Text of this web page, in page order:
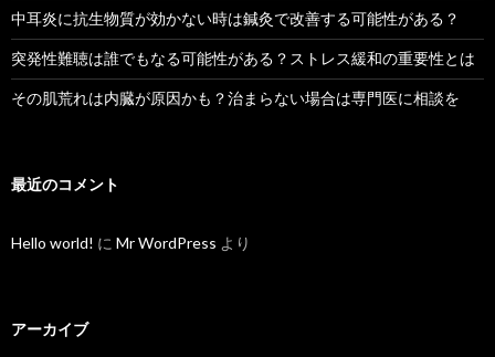
中耳炎に抗生物質が効かない時は鍼灸で改善する可能性がある？
突発性難聴は誰でもなる可能性がある？ストレス緩和の重要性とは
その肌荒れは内臓が原因かも？治まらない場合は専門医に相談を
最近のコメント
Hello world! に Mr WordPress より
アーカイブ